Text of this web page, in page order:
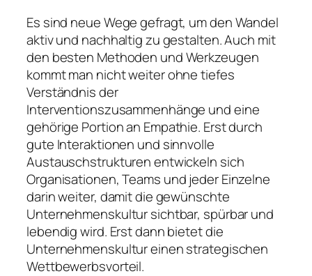
Es sind neue Wege gefragt, um den Wandel
aktiv und nachhaltig zu gestalten. Auch mit
den besten Methoden und Werkzeugen
kommt man nicht weiter ohne tiefes
Verständnis der
Interventionszusammenhänge und eine
gehörige Portion an Empathie. Erst durch
gute Interaktionen und sinnvolle
Austauschstrukturen entwickeln sich
Organisationen, Teams und jeder Einzelne
darin weiter, damit die gewünschte
Unternehmenskultur sichtbar, spürbar und
lebendig wird. Erst dann bietet die
Unternehmenskultur einen strategischen
Wettbewerbsvorteil.